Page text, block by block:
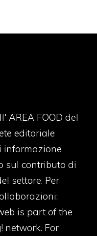
AREA FOOD del
editoriale
informazione
sul contributo di
settore. Per
is part of the
network. For